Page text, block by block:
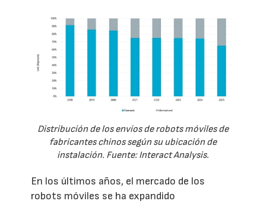
Distribución de los envíos de robots móviles de
fabricantes chinos según su ubicación de
instalación. Fuente: Interact Analysis.
En los últimos años, el mercado de los
robots móviles se ha expandido